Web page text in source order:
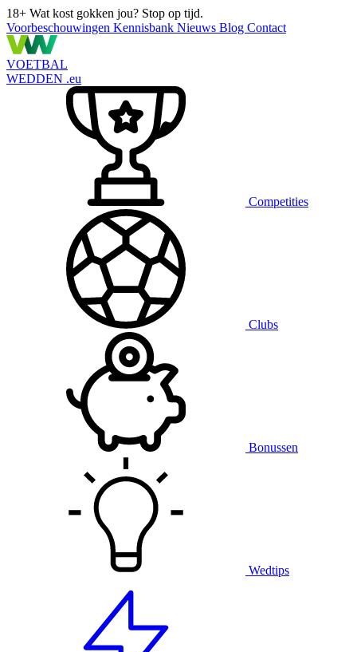
18+ Wat kost gokken jou? Stop op tijd.
Voorbeschouwingen Kennisbank Nieuws Blog Contact
VOETBAL
WEDDEN .eu
Competities
Clubs
Bonussen
Wedtips